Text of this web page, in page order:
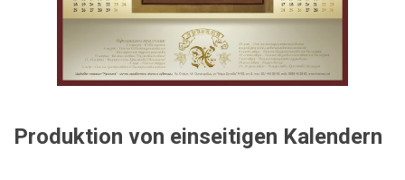
Produktion von einseitigen Kalendern